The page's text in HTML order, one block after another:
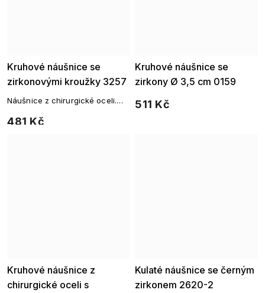
Kruhové náušnice se
zirkonovými kroužky 3257
481 Kč
Náušnice z chirurgické oceli.
třemi přívěsky kruhového tvaru,
Kruhové náušnice se
zirkony Ø 3,5 cm 0159
511 Kč
Kruhové náušnice z
chirurgické oceli s
Kulaté náušnice se černým
zirkonem 2620-2